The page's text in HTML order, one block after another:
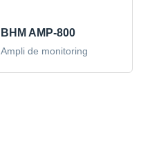
BHM AMP-800
Ampli de monitoring